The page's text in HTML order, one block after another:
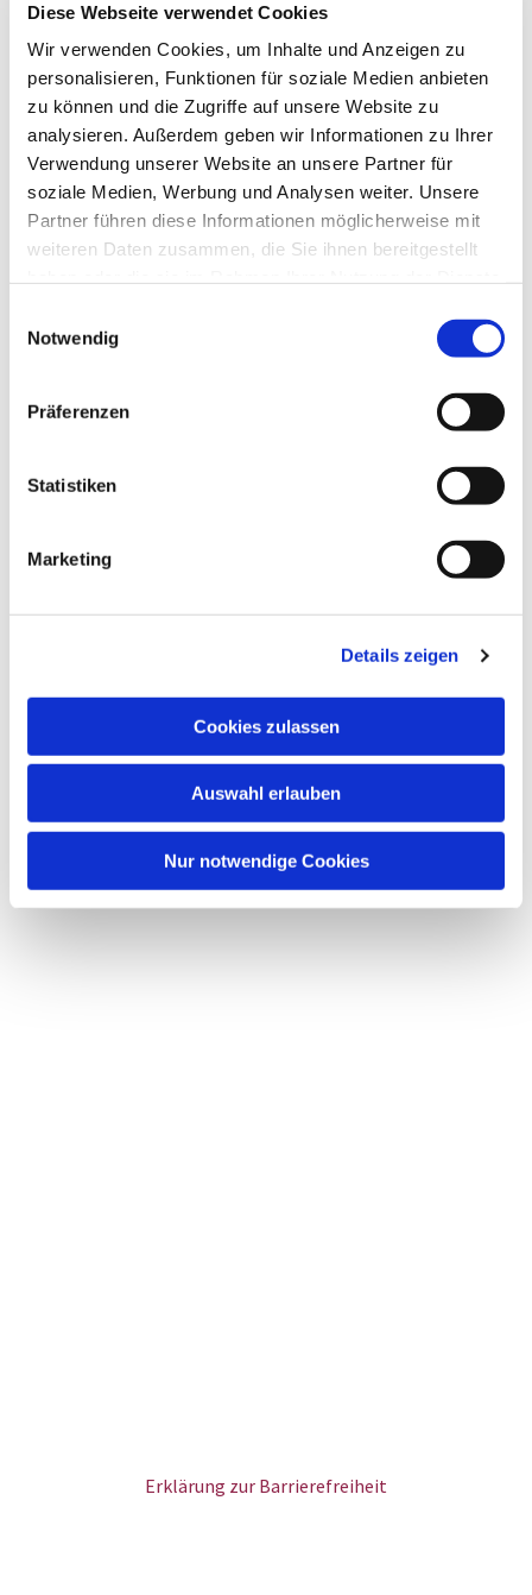
Diese Webseite verwendet Cookies
Wir verwenden Cookies, um Inhalte und Anzeigen zu
personalisieren, Funktionen für soziale Medien anbieten
zu können und die Zugriffe auf unsere Website zu
analysieren. Außerdem geben wir Informationen zu Ihrer
Verwendung unserer Website an unsere Partner für
soziale Medien, Werbung und Analysen weiter. Unsere
Partner führen diese Informationen möglicherweise mit
weiteren Daten zusammen, die Sie ihnen bereitgestellt
Notwendig
Präferenzen
Statistiken
Marketing
Details zeigen
Cookies zulassen
Auswahl erlauben
Nur notwendige Cookies
Kaffee, Klönen, Geschichten und Themen - das ist der
Kern des Emmauskreises. Jeden Donnerstag von 14.30-
16 Uhr im Gemeindehaus, Kleiberweg 115 - seien Sie
herzlich willkommen!
interessieren
Erklärung zur Barrierefreiheit